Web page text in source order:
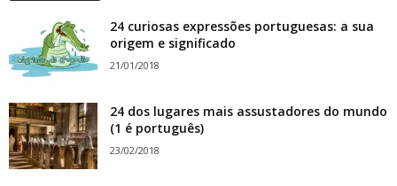
24 curiosas expressões portuguesas: a sua
origem e significado
21/01/2018
24 dos lugares mais assustadores do mundo
(1 é português)
23/02/2018